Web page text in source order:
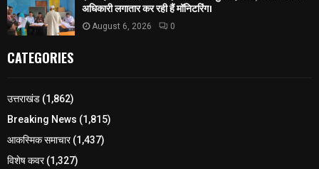
अधिकारी लगातार कर रही हैं मॉनिटरिंग।
August 6, 2026 0
CATEGORIES
उत्तराखंड (1,862)
Breaking News (1,815)
आकस्मिक समाचार(1,437)
विशेष कवर(1,327)